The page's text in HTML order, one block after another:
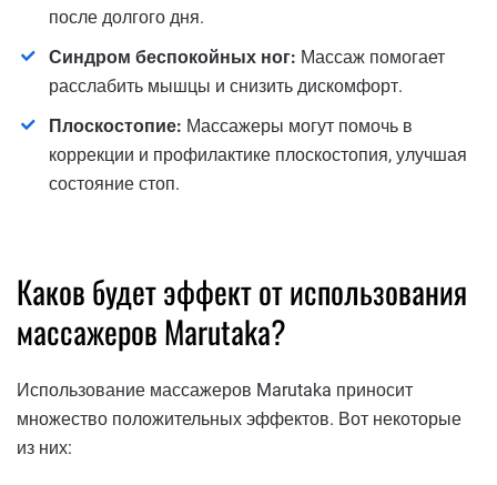
после долгого дня.
Синдром беспокойных ног: Массаж помогает
расслабить мышцы и снизить дискомфорт.
Плоскостопие: Массажеры могут помочь в
коррекции и профилактике плоскостопия, улучшая
состояние стоп.
Каков будет эффект от использования
массажеров Marutaka?
Использование массажеров Marutaka приносит
множество положительных эффектов. Вот некоторые
из них: